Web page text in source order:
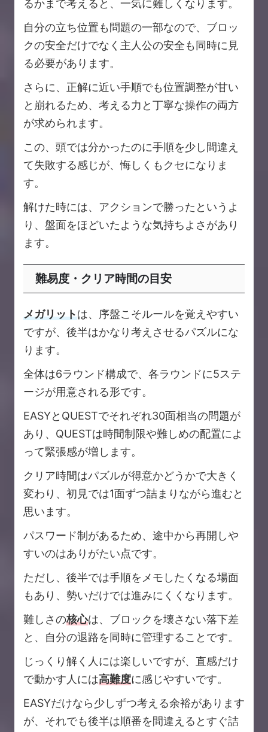
るかまで考えると、一気に難しくなります。
自分の立ち位置も問題の一部なので、ブロッ
クの安全だけでなく主人公の安全も同時に見
る必要があります。
さらに、正解に近い手順でも位置調整が甘い
と崩れるため、考える力と丁寧な操作の両方
が求められます。
この、頭では分かったのに手順を少し間違え
て失敗する感じが、悔しくもクセになりま
す。
解けた時には、アクションで勝ったというよ
り、盤面をほどいたような気持ちよさがあり
ます。
難易度・クリア時間の目安
メガリットは、序盤こそルールを覚えやすい
ですが、後半はかなり考えさせるパズルにな
ります。
全体は6ラウンド構成で、各ラウンドに5ステ
ージが用意される形です。
EASYとQUESTでそれぞれ30面相当の問題が
あり、QUESTは時間制限や難しめの配置によ
って緊張感が増します。
クリア時間はパズルが得意かどうかで大きく
変わり、初見では1面ずつ詰まりながら進むと
思います。
パスワード制があるため、途中から再開しや
すいのはありがたい点です。
ただし、後半では手順をメモしたくなる場面
もあり、勢いだけでは進みにくくなります。
難しさの核心は、ブロックを壊さない落下差
と、自分の退路を同時に管理することです。
じっくり解く人には楽しいですが、直感だけ
で動かす人には高難度に感じやすいです。
EASYだけなら少しずつ考える余裕があります
が、それでも後半は順番を間違えるとすぐ詰